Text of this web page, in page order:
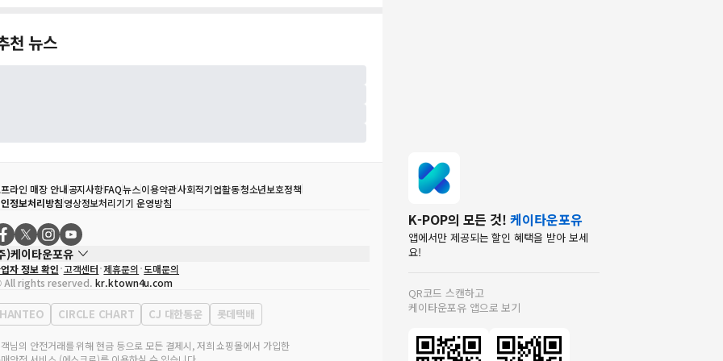
천 뉴스
라인 매장 안내공지사항FAQ뉴스이용약관사회적기업활동청소년보호정책
정보처리방침영상정보처리기기 운영방침
)케이타운포유
자
송효민
업자등록번호
120-87-71116
판매업 신고번호 제2011-서울강남-02223
표전화
02-552-9855
자 정보 확인 고객센터 제휴문의 도매문의
rights reserved. kr.ktown4u.com
HANTEO CIRCLE CHART CJ 대한통운 롯데택배
님의 안전거래를 위해 현금 등으로 모든 결제시, 저희 쇼핑몰에서 가입한
K-POP의 모든 것! 케이타운포유
앱에서만 제공되는 할인 혜택을 받아 보세
요!
QR코드 스캔하고
케이타운포유 앱으로 보기